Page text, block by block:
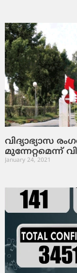
വിദ്യാഭ്യാസ
മുന്നേറ്റമെന്ന്
January 24, 2021